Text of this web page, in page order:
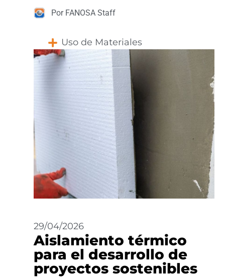
Por FANOSA Staff
Uso de Materiales
29/04/2026
Aislamiento térmico
para el desarrollo de
proyectos sostenibles